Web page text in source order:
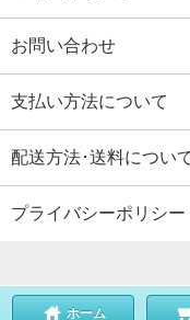
お問い合わせ
支払い方法について
配送方法･送料につい
プライバシーポリシー
ホーム